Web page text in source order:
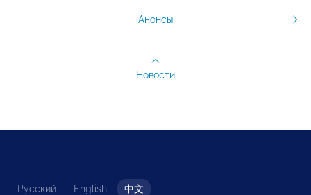
Анонсы
Новости
Русский English 中文